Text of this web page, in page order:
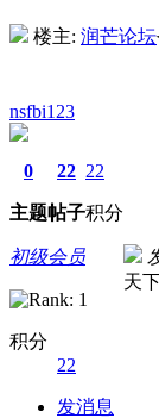
楼主: 润芒论坛
nsfbi123
0
主题
22
帖子
22
积分
初级会员
积分
22
发消息
天